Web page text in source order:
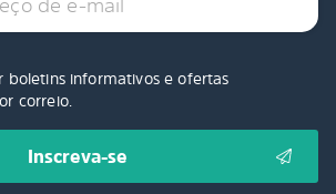
boletins informativos e ofertas
correio.